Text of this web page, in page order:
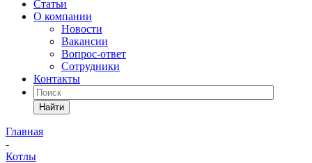
Статьи
О компании
Новости
Вакансии
Вопрос-ответ
Сотрудники
Контакты
Найти
Главная
-
Котлы